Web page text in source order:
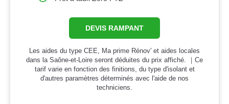
DEVIS RAMPANT
Les aides du type CEE, Ma prime Rénov' et aides locales
dans la Saône-et-Loire seront déduites du prix affiché. ｜Ce
tarif varie en fonction des finitions, du type d'isolant et
d'autres paramètres déterminés avec l'aide de nos
techniciens.